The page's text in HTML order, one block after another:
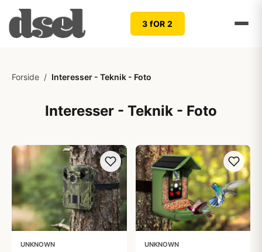
3 fOR 2
Forside / Interesser - Teknik - Foto
Interesser - Teknik - Foto
UNKNOWN UNKNOWN